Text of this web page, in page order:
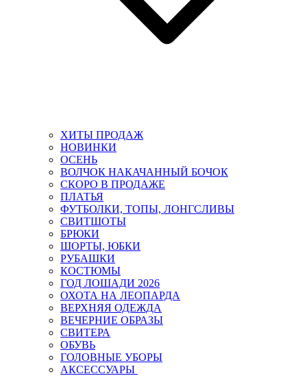
ХИТЫ ПРОДАЖ
НОВИНКИ
ОСЕНЬ
ВОЛЧОК НАКАЧАННЫЙ БОЧОК
СКОРО В ПРОДАЖЕ
ПЛАТЬЯ
ФУТБОЛКИ, ТОПЫ, ЛОНГСЛИВЫ
СВИТШОТЫ
БРЮКИ
ШОРТЫ, ЮБКИ
РУБАШКИ
КОСТЮМЫ
ГОД ЛОШАДИ 2026
ОХОТА НА ЛЕОПАРДА
ВЕРХНЯЯ ОДЕЖДА
ВЕЧЕРНИЕ ОБРАЗЫ
СВИТЕРА
ОБУВЬ
ГОЛОВНЫЕ УБОРЫ
АКСЕССУАРЫ